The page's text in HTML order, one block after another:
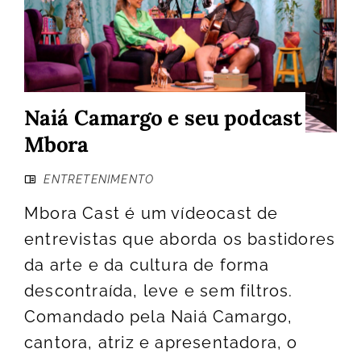
Naiá Camargo e seu podcast
Mbora
ENTRETENIMENTO
Mbora Cast é um vídeocast de
entrevistas que aborda os bastidores
da arte e da cultura de forma
descontraída, leve e sem filtros.
Comandado pela Naiá Camargo,
cantora, atriz e apresentadora, o